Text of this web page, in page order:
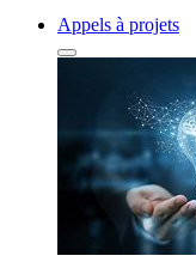
Appels à projets